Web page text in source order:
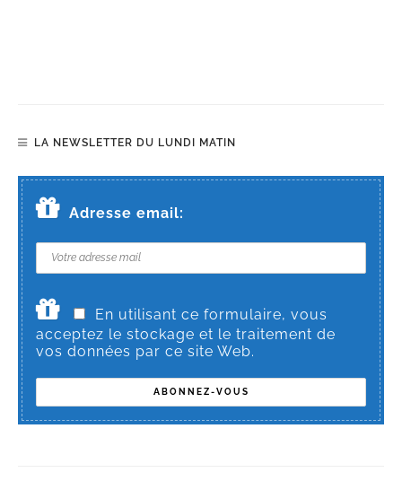
LA NEWSLETTER DU LUNDI MATIN
Adresse email:
En utilisant ce formulaire, vous
acceptez le stockage et le traitement de
vos données par ce site Web.